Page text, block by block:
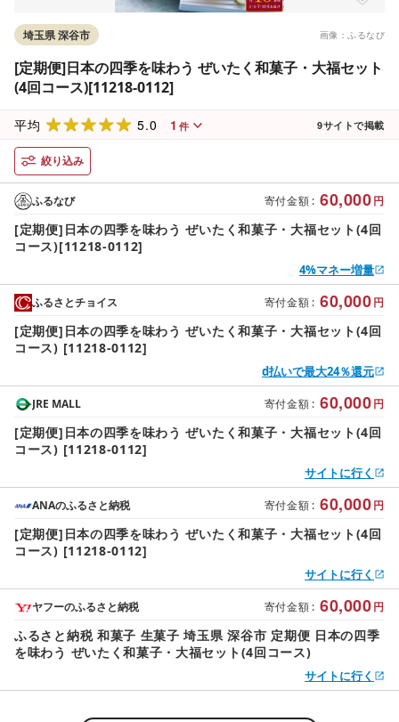
画像：ふるなび
埼玉県 深谷市
[定期便]日本の四季を味わう ぜいたく和菓子・大福セット
(4回コース)[11218-0112]
平均 5.0 1 件 9サイトで掲載
絞り込み
寄付金額 : 60,000円
ふるなび
[定期便]日本の四季を味わう ぜいたく和菓子・大福セット(4回
コース)[11218-0112]
4%マネー増量
寄付金額 : 60,000円
ふるさとチョイス
[定期便]日本の四季を味わう ぜいたく和菓子・大福セット(4回
コース) [11218-0112]
d払いで最大24％還元
寄付金額 : 60,000円
JRE MALL
[定期便]日本の四季を味わう ぜいたく和菓子・大福セット(4回
コース) [11218-0112]
サイトに行く
寄付金額 : 60,000円
ANAのふるさと納税
[定期便]日本の四季を味わう ぜいたく和菓子・大福セット(4回
コース) [11218-0112]
サイトに行く
寄付金額 : 60,000円
ヤフーのふるさと納税
ふるさと納税 和菓子 生菓子 埼玉県 深谷市 定期便 日本の四季
を味わう ぜいたく和菓子・大福セット(4回コース)
サイトに行く